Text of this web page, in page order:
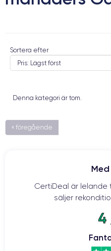
Sortera efter
Denna kategori är tom.
« föregående
Med
CertiDeal är
säljer
4